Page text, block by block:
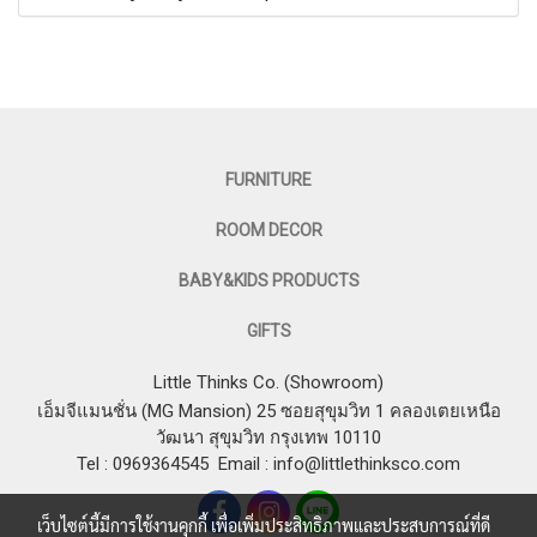
FURNITURE
ROOM DECOR
BABY&KIDS PRODUCTS
GIFTS
Little Thinks Co. (Showroom)
เอ็มจีแมนชั่น (MG Mansion) 25 ซอยสุขุมวิท 1 คลองเตยเหนือ
วัฒนา สุขุมวิท กรุงเทพ 10110
Tel : 0969364545 Email : info@littlethinksco.com
เว็บไซต์นี้มีการใช้งานคุกกี้ เพื่อเพิ่มประสิทธิภาพและประสบการณ์ที่ดี